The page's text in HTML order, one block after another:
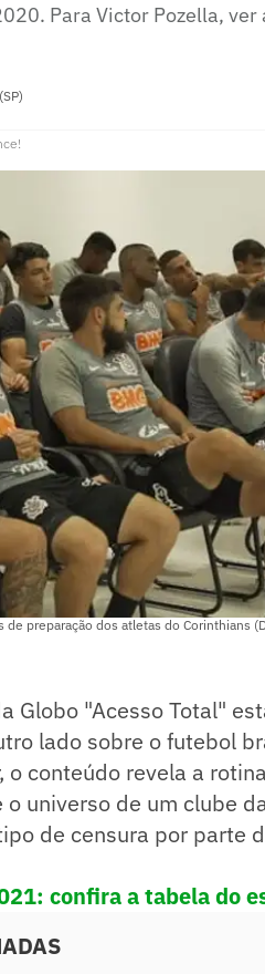
Para Victor Pozella,
de preparação dos atletas do Corinthians
Globo "Acesso Total"
lado sobre o futebol
o conteúdo revela a
o universo de um clube
de censura por parte
confira a tabela do